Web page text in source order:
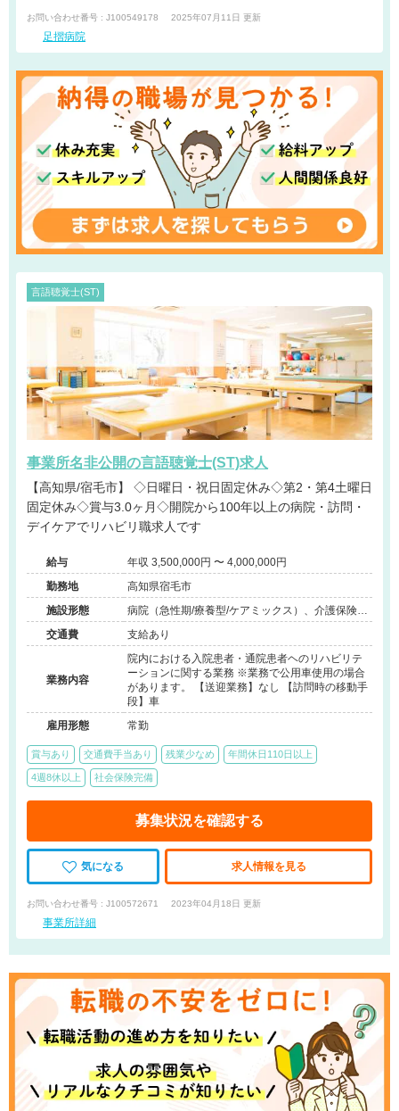
お問い合わせ番号 : J100549178 2025年07月11日 更新
足摺病院
言語聴覚士(ST)
事業所名非公開の言語聴覚士(ST)求人
【高知県/宿毛市】 ◇日曜日・祝日固定休み◇第2・第4土曜日
固定休み◇賞与3.0ヶ月◇開院から100年以上の病院・訪問・
デイケアでリハビリ職求人です
給与
年収 3,500,000円 〜 4,000,000円
勤務地
高知県宿毛市
施設形態
病院（急性期/療養型/ケアミックス）、介護保険関
連施設（デイケア/デイサービス/ショートステイ/
訪問看護・リハ）
交通費 支給あり
業務内容
院内における入院患者・通院患者ヘのリハビリテ
ーションに関する業務 ※業務で公用車使用の場合
があります。 【送迎業務】なし 【訪問時の移動手
段】車
雇用形態
常勤
賞与あり 交通費手当あり 残業少なめ 年間休日110日以上
4週8休以上 社会保険完備
募集状況を確認する
気になる 求人情報を見る
お問い合わせ番号 : J100572671 2023年04月18日 更新
事業所詳細